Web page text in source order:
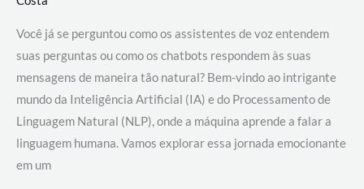
Você já se perguntou como os assistentes de voz entendem
suas perguntas ou como os chatbots respondem às suas
mensagens de maneira tão natural? Bem-vindo ao intrigante
mundo da Inteligência Artificial (IA) e do Processamento de
Linguagem Natural (NLP), onde a máquina aprende a falar a
linguagem humana. Vamos explorar essa jornada emocionante
em um